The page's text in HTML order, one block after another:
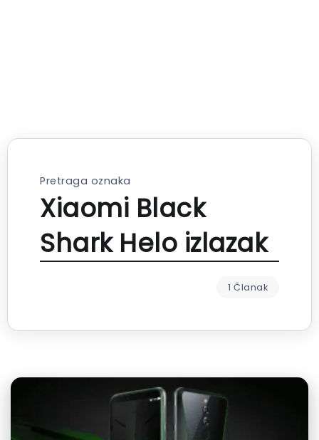
Pretraga oznaka
Xiaomi Black
Shark Helo izlazak
1 Članak